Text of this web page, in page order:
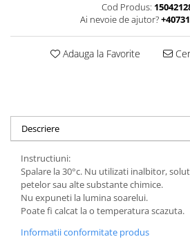
Cod Produs:
Ai nevoie de ajutor?
Adauga la Favorite
Descriere
Instructiuni:
Spalare la 30°c. Nu utilizati inalbitor,
petelor sau alte substante chimice.
Nu expuneti la lumina soarelui.
Poate fi calcat la o temperatura scazuta.
Informatii conformitate produs